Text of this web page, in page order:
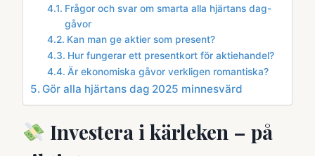
Frågor och svar om smarta alla hjärtans dag-
gåvor
Kan man ge aktier som present?
Hur fungerar ett presentkort för aktiehandel?
Är ekonomiska gåvor verkligen romantiska?
Gör alla hjärtans dag 2025 minnesvärd
Investera i kärleken – på